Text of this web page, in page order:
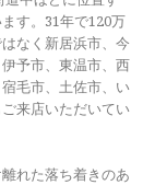
す。31年で120万
なく新居浜市、今
予市、東温市、西
毛市、土佐市、い
来店いただいてい
れた落ち着きのあ